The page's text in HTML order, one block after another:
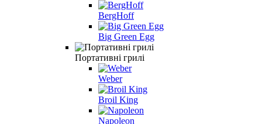
BergHoff
Big Green Egg
Портативні грилі
Weber
Broil King
Napoleon